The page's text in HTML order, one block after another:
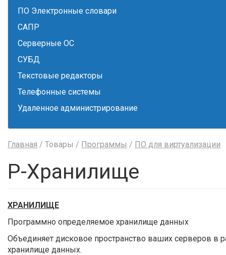
ПО Электронные словари
САПР
Серверные ОС
СУБД
Текстовые редакторы
Телефонные системы
Удаленное администрирование
Главная / Товары / Программы / ПО для виртуализации
Р-Хранилище
ХРАНИЛИЩЕ
Программно определяемое хранилище данных
Объединяет дисковое пространство ваших серверов в
хранилище данных.